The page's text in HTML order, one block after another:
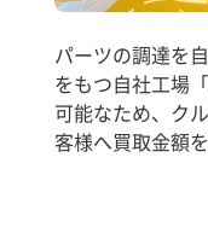
パーツの調達を
をもつ自社工場
可能なため、ク
客様へ買取金額